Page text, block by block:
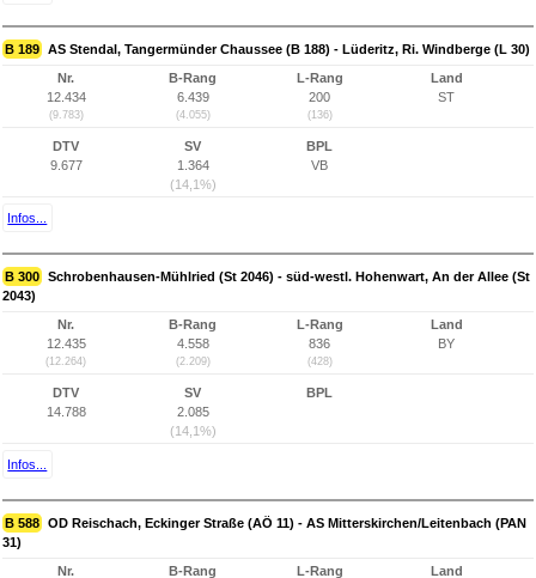
B 189 AS Stendal, Tangermünder Chaussee (B 188) - Lüderitz, Ri. Windberge (L 30)
Nr.
12.434
(9.783)
B-Rang
6.439
(4.055)
L-Rang
200
(136)
Land
ST
DTV
9.677
SV
1.364
(14,1%)
BPL
VB
Infos...
B 300 Schrobenhausen-Mühlried (St 2046) - süd-westl. Hohenwart, An der Allee (St
2043)
Nr.
12.435
(12.264)
B-Rang
4.558
(2.209)
L-Rang
836
(428)
Land
BY
DTV
14.788
SV
2.085
(14,1%)
BPL
Infos...
B 588 OD Reischach, Eckinger Straße (AÖ 11) - AS Mitterskirchen/Leitenbach (PAN
31)
Nr.
B-Rang
L-Rang
Land